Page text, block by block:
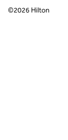
©2026 Hilton